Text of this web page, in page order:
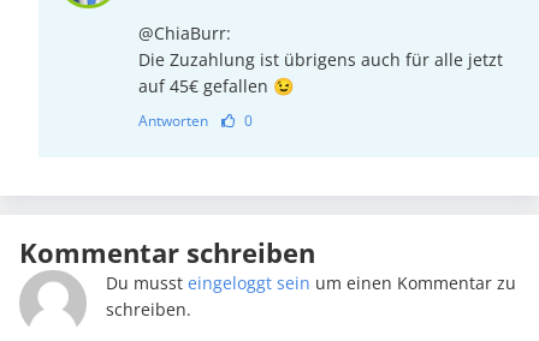
@ChiaBurr:
Die Zuzahlung ist übrigens auch für alle jetzt
auf 45€ gefallen 😉
Antworten 0
Kommentar schreiben
Du musst eingeloggt sein um einen Kommentar zu
schreiben.